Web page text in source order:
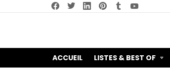
facebooktwitterlinkedin pinterest
ACCUEIL LISTES & BEST OF